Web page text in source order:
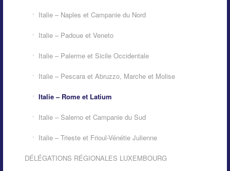
Italie – Naples et Campanie du Nord
Italie – Padoue et Veneto
Italie – Palerme et Sicile Occidentale
Italie – Pescara et Abruzzo, Marche et Molise
Italie – Rome et Latium
Italie – Salerno et Campanie du Sud
Italie – Trieste et Frioul-Vénétie Julienne
DÉLÉGATIONS RÉGIONALES LUXEMBOURG